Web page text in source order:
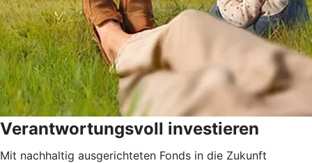
Verantwortungsvoll investieren
Mit nachhaltig ausgerichteten Fonds in die Zukunft